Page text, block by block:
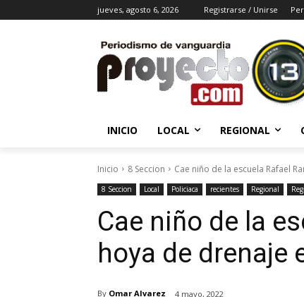
jueves, agosto 6, 2026 Registrarse / Unirse
INICIO LOCAL REGIONAL
Inicio 8 Seccion Cae niño de la escuela Rafael
8 Seccion Local Policiaca recientes Regional
Cae niño de la
hoya de drenaje
By Omar Alvarez 4 mayo, 2022